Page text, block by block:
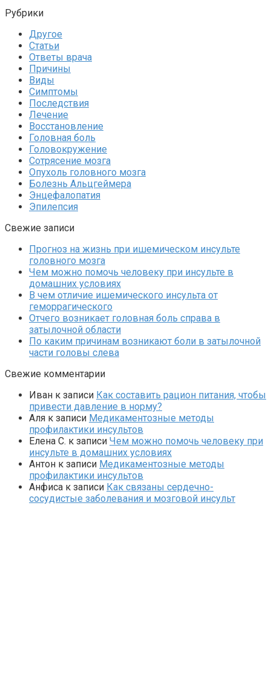
Рубрики
Другое
Статьи
Ответы врача
Причины
Виды
Симптомы
Последствия
Лечение
Восстановление
Головная боль
Головокружение
Сотрясение мозга
Опухоль головного мозга
Болезнь Альцгеймера
Энцефалопатия
Эпилепсия
Свежие записи
Прогноз на жизнь при ишемическом инсульте
головного мозга
Чем можно помочь человеку при инсульте в
домашних условиях
В чем отличие ишемического инсульта от
геморрагического
Отчего возникает головная боль справа в
затылочной области
По каким причинам возникают боли в затылочной
части головы слева
Свежие комментарии
Иван к записи Как составить рацион питания, чтобы
привести давление в норму?
Аля к записи Медикаментозные методы
профилактики инсультов
Елена С. к записи Чем можно помочь человеку при
инсульте в домашних условиях
Антон к записи Медикаментозные методы
профилактики инсультов
Анфиса к записи Как связаны сердечно-
сосудистые заболевания и мозговой инсульт